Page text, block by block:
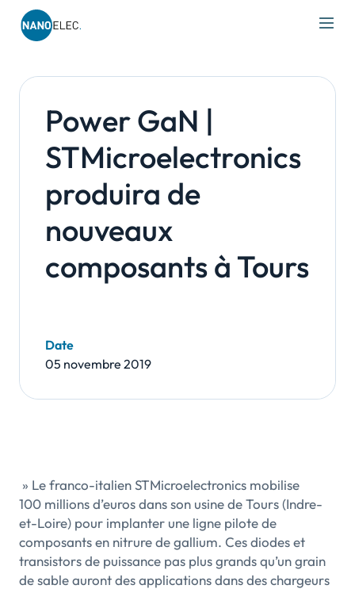
Power GaN |
STMicroelectronics
produira de
nouveaux
composants à Tours
Date
05 novembre 2019
» Le franco-italien STMicroelectronics mobilise
100 millions d’euros dans son usine de Tours (Indre-
et-Loire) pour implanter une ligne pilote de
composants en nitrure de gallium. Ces diodes et
transistors de puissance pas plus grands qu’un grain
de sable auront des applications dans des chargeurs